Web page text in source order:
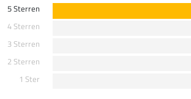
5 Sterren
4 Sterren
3 Sterren
2 Sterren
1 Ster